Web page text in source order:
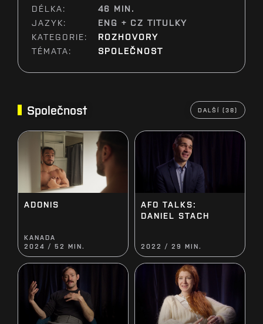
DÉLKA:
46 MIN.
JAZYK:
ENG + CZ TITULKY
KATEGORIE:
ROZHOVORY
TÉMATA:
SPOLEČNOST
Společnost DALŠÍ (38)
ADONIS
KANADA
2024 / 52 MIN.
AFO TALKS:
DANIEL STACH
2022 / 29 MIN.